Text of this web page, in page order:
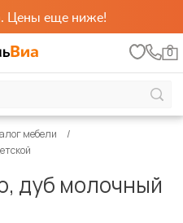
Цены еще ниже!
0
мебели
дуб молочный